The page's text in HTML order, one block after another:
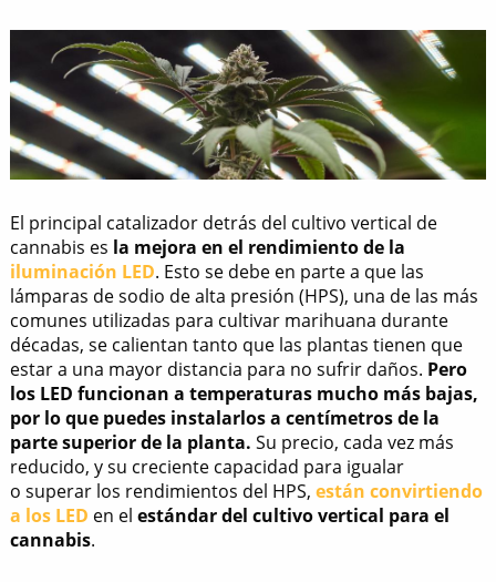
El principal catalizador detrás del cultivo vertical de
cannabis es la mejora en el rendimiento de la
iluminación LED. Esto se debe en parte a que las
lámparas de sodio de alta presión (HPS), una de las más
comunes utilizadas para cultivar marihuana durante
décadas, se calientan tanto que las plantas tienen que
estar a una mayor distancia para no sufrir daños. Pero
los LED funcionan a temperaturas mucho más bajas,
por lo que puedes instalarlos a centímetros de la
parte superior de la planta. Su precio, cada vez más
reducido, y su creciente capacidad para igualar
o superar los rendimientos del HPS, están convirtiendo
a los LED en el estándar del cultivo vertical para el
cannabis.